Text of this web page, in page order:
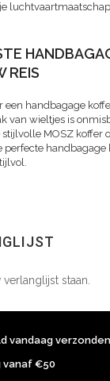
REIS
een handbagage
van wieltjes is
stijlvolle MOSZ koffer
perfecte handbagage
staan.
vandaag verzonden
vanaf €50